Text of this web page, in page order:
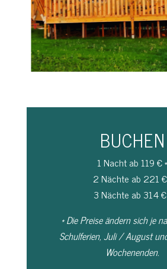
BUCHEN
1 Nacht ab 119 € *
2 Nächte ab 221
3 Nächte ab 314
* Die Preise ändern sich je
Schulferien, Juli / August
Wochenenden.